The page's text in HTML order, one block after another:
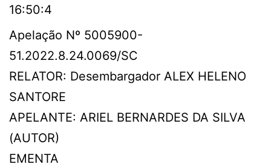
16:50:4
Apelação Nº 5005900-
51.2022.8.24.0069/SC
RELATOR: Desembargador ALEX HELENO
SANTORE
APELANTE: ARIEL BERNARDES DA SILVA
(AUTOR)
EMENTA